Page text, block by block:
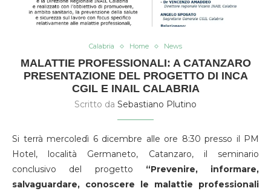
Calabria Home News
MALATTIE PROFESSIONALI: A CATANZARO
PRESENTAZIONE DEL PROGETTO DI INCA
CGIL E INAIL CALABRIA
Scritto da Sebastiano Plutino
Si terrà mercoledì 6 dicembre alle ore 8:30 presso il PM
Hotel, località Germaneto, Catanzaro, il seminario
conclusivo del progetto “Prevenire, informare,
salvaguardare, conoscere le malattie professionali